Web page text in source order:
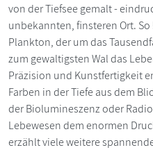
von der Tiefsee gemalt -
unbekannten, finsteren Ort.
Plankton, der um das
zum gewaltigsten Wal das
Präzision und Kunstfertigkeit
Farben in der Tiefe aus dem
der Biolumineszenz oder
Lebewesen dem enormen
erzählt viele weitere